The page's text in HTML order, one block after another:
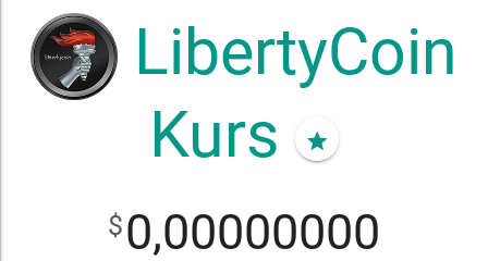
LibertyCoin
Kurs
star
$0,00000000